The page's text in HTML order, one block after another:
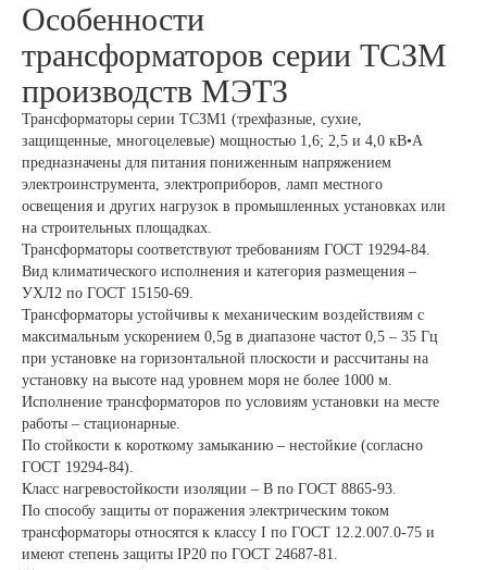
Особенности
трансформаторов серии ТСЗМ
производств МЭТЗ
Трансформаторы серии ТСЗМ1 (трехфазные, сухие,
защищенные, многоцелевые) мощностью 1,6; 2,5 и 4,0 кВ•А
предназначены для питания пониженным напряжением
электроинструмента, электроприборов, ламп местного
освещения и других нагрузок в промышленных установках или
на строительных площадках.
Трансформаторы соответствуют требованиям ГОСТ 19294-84.
Вид климатического исполнения и категория размещения –
УХЛ2 по ГОСТ 15150-69.
Трансформаторы устойчивы к механическим воздействиям с
максимальным ускорением 0,5g в диапазоне частот 0,5 – 35 Гц
при установке на горизонтальной плоскости и рассчитаны на
установку на высоте над уровнем моря не более 1000 м.
Исполнение трансформаторов по условиям установки на месте
работы – стационарные.
По стойкости к короткому замыканию – нестойкие (согласно
ГОСТ 19294-84).
Класс нагревостойкости изоляции – В по ГОСТ 8865-93.
По способу защиты от поражения электрическим током
трансформаторы относятся к классу I по ГОСТ 12.2.007.0-75 и
имеют степень защиты IP20 по ГОСТ 24687-81.